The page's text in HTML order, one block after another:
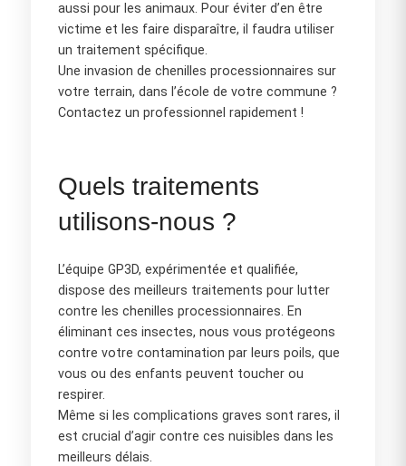
aussi pour les animaux. Pour éviter d’en être
victime et les faire disparaître, il faudra utiliser
un traitement spécifique.
Une invasion de chenilles processionnaires sur
votre terrain, dans l’école de votre commune ?
Contactez un professionnel rapidement !
Quels traitements
utilisons-nous ?
L’équipe GP3D, expérimentée et qualifiée,
dispose des meilleurs traitements pour lutter
contre les chenilles processionnaires. En
éliminant ces insectes, nous vous protégeons
contre votre contamination par leurs poils, que
vous ou des enfants peuvent toucher ou
respirer.
Même si les complications graves sont rares, il
est crucial d’agir contre ces nuisibles dans les
meilleurs délais.